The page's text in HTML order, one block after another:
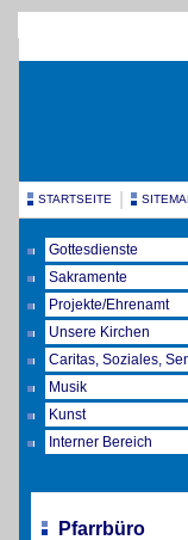
STARTSEITE
Gottesdienste
Sakramente
Projekte/Ehrenamt
Unsere Kirchen
Caritas, Soziales,
Musik
Kunst
Interner Bereich
Pfarrbüro